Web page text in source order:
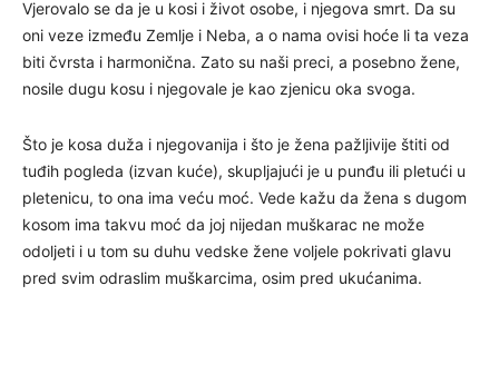
Vjerovalo se da je u kosi i život osobe, i njegova smrt. Da su
oni veze između Zemlje i Neba, a o nama ovisi hoće li ta veza
biti čvrsta i harmonična. Zato su naši preci, a posebno žene,
nosile dugu kosu i njegovale je kao zjenicu oka svoga.
Što je kosa duža i njegovanija i što je žena pažljivije štiti od
tuđih pogleda (izvan kuće), skupljajući je u punđu ili pletući u
pletenicu, to ona ima veću moć. Vede kažu da žena s dugom
kosom ima takvu moć da joj nijedan muškarac ne može
odoljeti i u tom su duhu vedske žene voljele pokrivati glavu
pred svim odraslim muškarcima, osim pred ukućanima.